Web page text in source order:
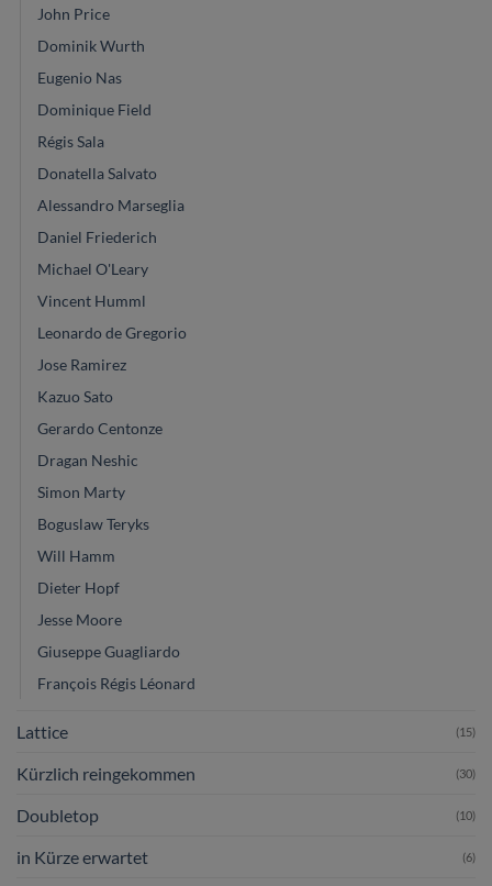
John Price
Dominik Wurth
Eugenio Nas
Dominique Field
Régis Sala
Donatella Salvato
Alessandro Marseglia
Daniel Friederich
Michael O'Leary
Vincent Humml
Leonardo de Gregorio
Jose Ramirez
Kazuo Sato
Gerardo Centonze
Dragan Neshic
Simon Marty
Boguslaw Teryks
Will Hamm
Dieter Hopf
Jesse Moore
Giuseppe Guagliardo
François Régis Léonard
Lattice (15)
Kürzlich reingekommen (30)
Doubletop (10)
in Kürze erwartet (6)